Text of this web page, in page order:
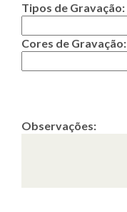
Tipos de Gravação:
Cores de Gravação:
Observações: